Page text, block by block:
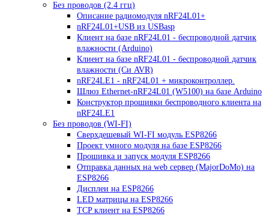
Без проводов (2.4 ггц)
Описание радиомодуля nRF24L01+
nRF24L01+USB из USBasp
Клиент на базе nRF24L01 - беспроводной датчик
влажности (Arduino)
Клиент на базе nRF24L01 - беспроводной датчик
влажности (Си AVR)
nRF24LE1 - nRF24L01 + микроконтроллер.
Шлюз Ethernet-nRF24L01 (W5100) на базе Arduino
Конструктор прошивки беспроводного клиента на
nRF24LE1
Без проводов (WI-FI)
Сверхдешевый WI-FI модуль ESP8266
Проект умного модуля на базе ESP8266
Прошивка и запуск модуля ESP8266
Отправка данных на web сервер (MajorDoMo) на
ESP8266
Дисплеи на ESP8266
LED матрицы на ESP8266
TCP клиент на ESP8266